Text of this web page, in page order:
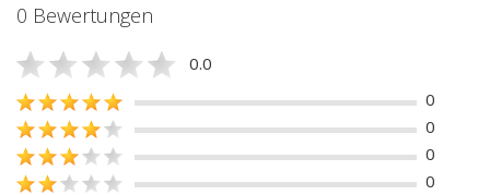
0 Bewertungen
0.0
0
0
0
0